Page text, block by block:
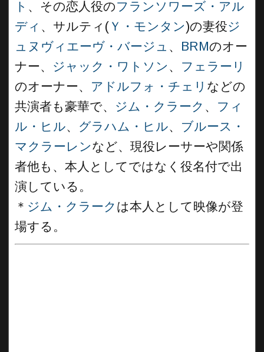
ト 、その恋人役のフランソワーズ・アル
ディ 、サルティ( Ｙ・モンタン)の妻役ジ
ュヌヴィエーヴ・バージュ 、 BRMのオー
ナー、 ジャック・ワトソン 、 フェラーリ
のオーナー、 アドルフォ・チェリ などの
共演者も豪華で、 ジム・クラーク 、 フィ
ル・ヒル、 グラハム・ヒル、 ブルース・
マクラーレンなど、現役レーサーや関係
者他も、本人としてではなく役名付で出
演している。
＊ ジム・クラーク は本人として映像が登
場する。